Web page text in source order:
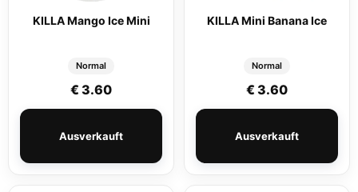
KILLA Mango Ice Mini
Normal
€ 3.60
Ausverkauft
KILLA Mini Banana Ice
Normal
€ 3.60
Ausverkauft